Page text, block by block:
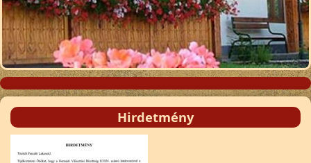
Hirdetmény